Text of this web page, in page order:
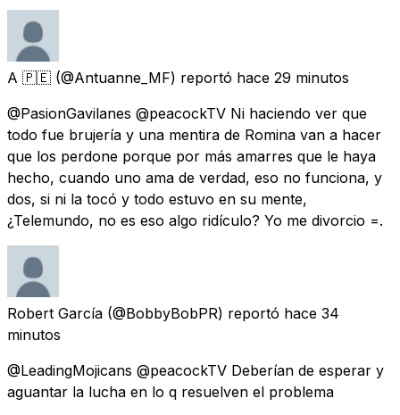
A 🇵🇪 (@Antuanne_MF) reportó hace 29 minutos
@PasionGavilanes @peacockTV Ni haciendo ver que
todo fue brujería y una mentira de Romina van a hacer
que los perdone porque por más amarres que le haya
hecho, cuando uno ama de verdad, eso no funciona, y
dos, si ni la tocó y todo estuvo en su mente,
¿Telemundo, no es eso algo ridículo? Yo me divorcio =.
Robert García (@BobbyBobPR) reportó hace 34
minutos
@LeadingMojicans @peacockTV Deberían de esperar y
aguantar la lucha en lo q resuelven el problema